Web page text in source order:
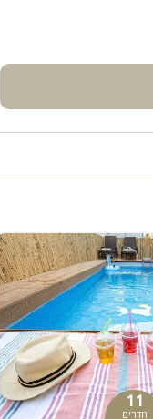
11
חדרים